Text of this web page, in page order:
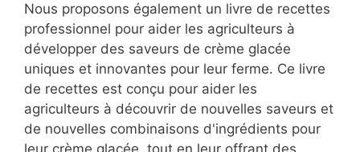
Nous proposons également un livre de recettes
professionnel pour aider les agriculteurs à
développer des saveurs de crème glacée
uniques et innovantes pour leur ferme. Ce livre
de recettes est conçu pour aider les
agriculteurs à découvrir de nouvelles saveurs et
de nouvelles combinaisons d'ingrédients pour